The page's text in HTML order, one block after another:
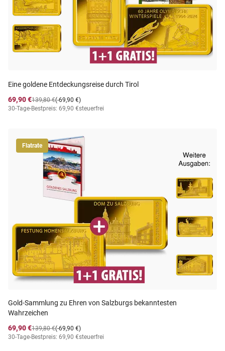
Eine goldene Entdeckungsreise durch Tirol
69,90 €
(-69,90 €)
139,80 €
30-Tage-Bestpreis: 69,90 €steuerfrei
Flatrate
Gold-Sammlung zu Ehren von Salzburgs bekanntesten
Wahrzeichen
69,90 €
(-69,90 €)
139,80 €
30-Tage-Bestpreis: 69,90 €steuerfrei